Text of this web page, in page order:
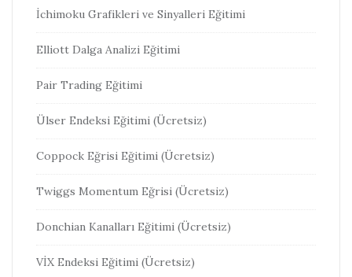
İchimoku Grafikleri ve Sinyalleri Eğitimi
Elliott Dalga Analizi Eğitimi
Pair Trading Eğitimi
Ülser Endeksi Eğitimi (Ücretsiz)
Coppock Eğrisi Eğitimi (Ücretsiz)
Twiggs Momentum Eğrisi (Ücretsiz)
Donchian Kanalları Eğitimi (Ücretsiz)
VİX Endeksi Eğitimi (Ücretsiz)